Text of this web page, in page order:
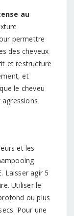
au
permettre
des cheveux
et restructure
et
le cheveu
et les
Laisser agir 5
Utiliser le
ou plus
Pour une